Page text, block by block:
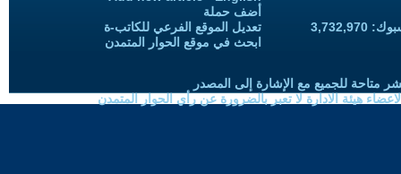
أضف حملة
تعديل الموقع الفرعي للكاتب-ة
ابحث في موقع الحوار المتمدن
متاحة للجميع مع الإشارة إلى المصدر
هيئة الادارة لا تعبر بالضرورة عن رأي الحوار المتمدن